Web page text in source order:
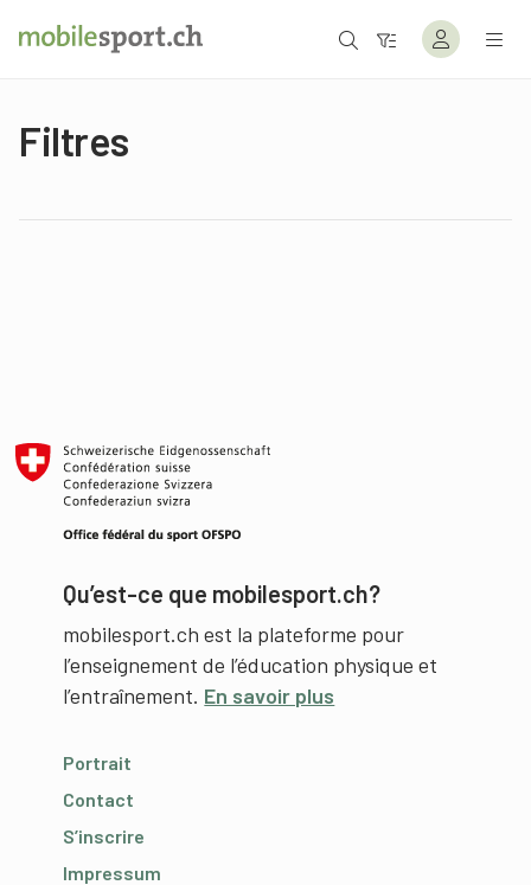
Filtres
Qu’est-ce que mobilesport.ch?
mobilesport.ch est la plateforme pour
l’enseignement de l’éducation physique et
l’entraînement. En savoir plus
Portrait
Contact
S’inscrire
Impressum